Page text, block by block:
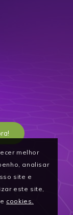
melhor
analisar
site e
este site,
cookies.